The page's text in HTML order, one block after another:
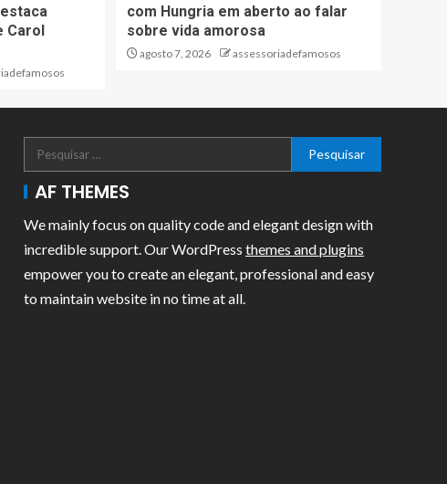
Carol
com Hungria em aberto ao falar
sobre vida amorosa
agosto 7, 2026 assessoriadefamosos
AF THEMES
We mainly focus on quality code and elegant design with
incredible support. Our WordPress themes and plugins
empower you to create an elegant, professional and easy
to maintain website in no time at all.